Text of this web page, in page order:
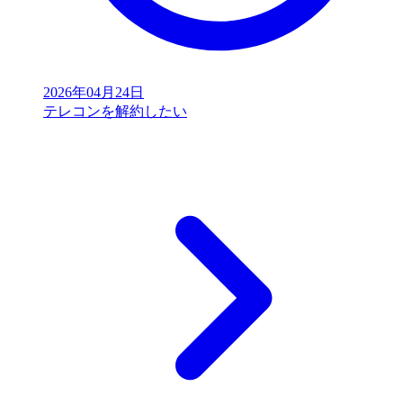
2026年04月24日
テレコンを解約したい